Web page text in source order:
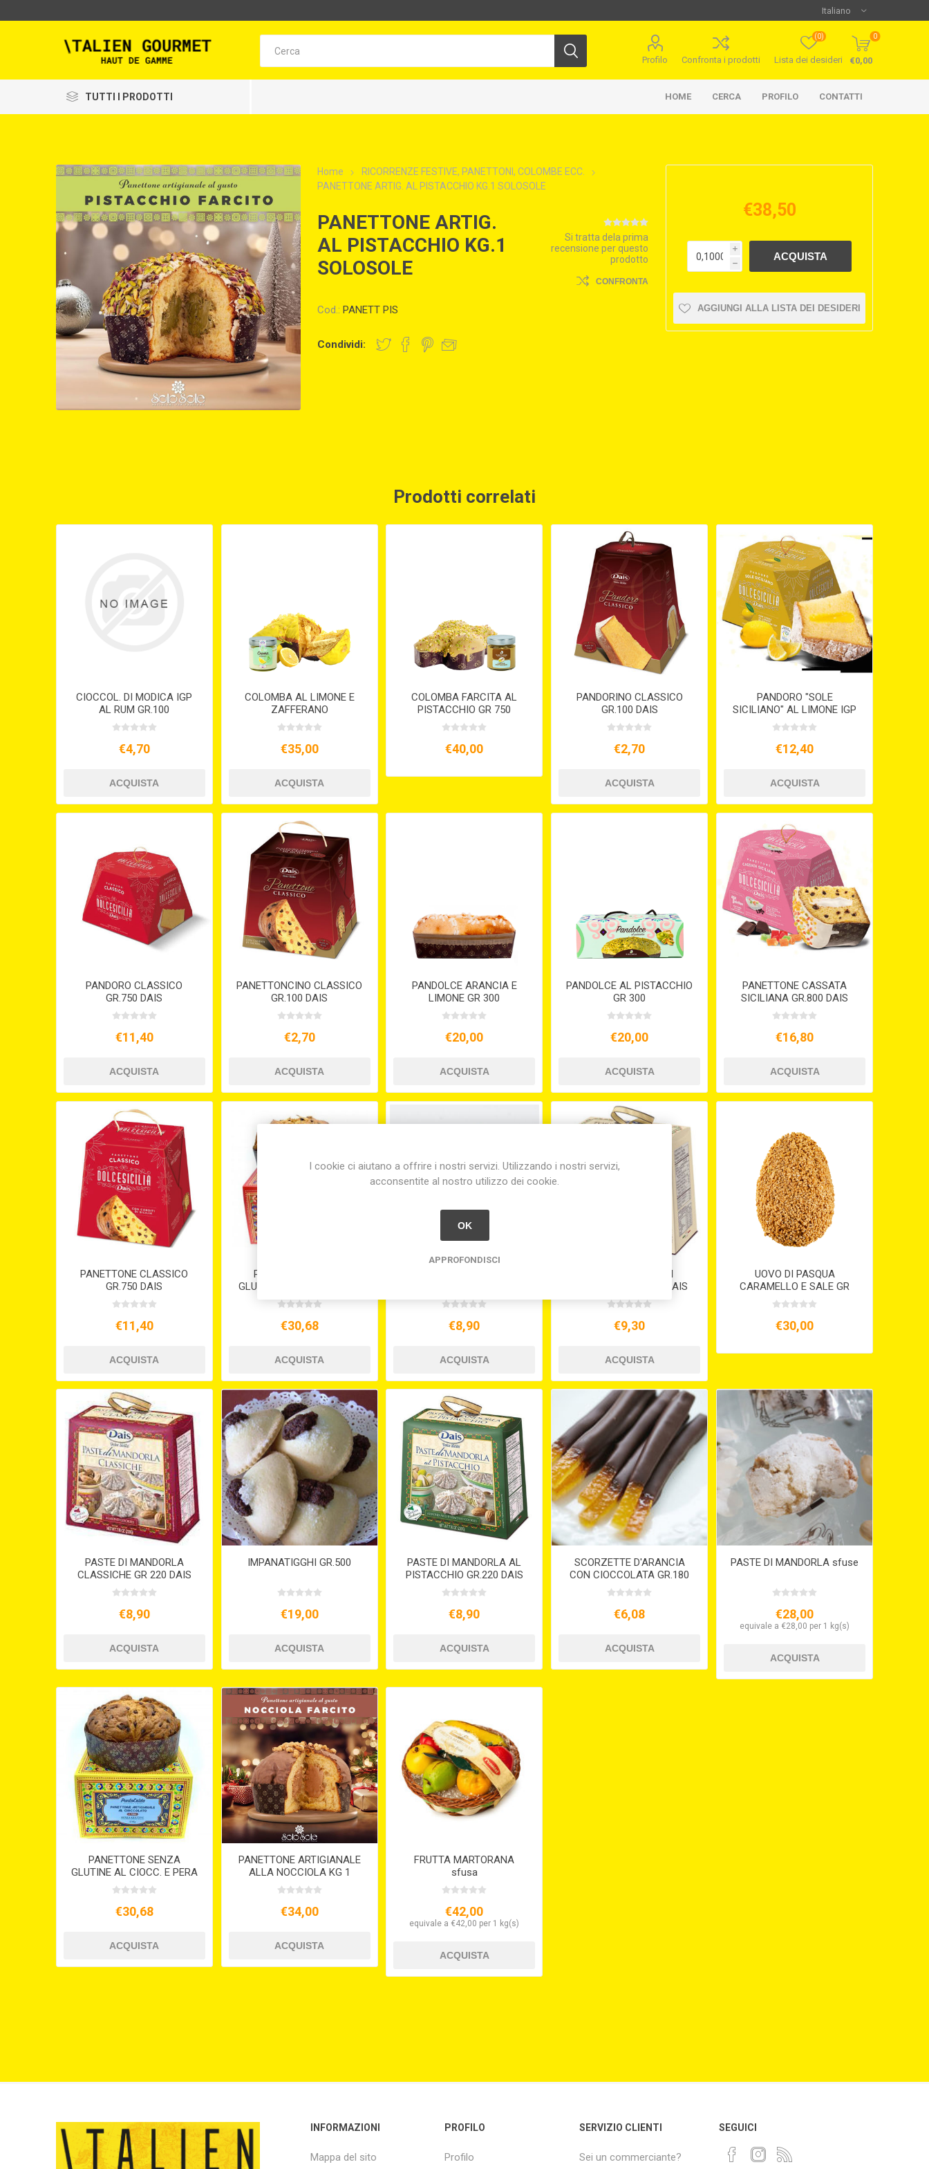
Profilo Confronta i prodotti Lista dei desideri
(0) 0
€0,00
TUTTI I PRODOTTI HOME CERCA PROFILO CONTATTI
Home
RICORRENZE FESTIVE, PANETTONI, COLOMBE ECC.
PANETTONE ARTIG. AL PISTACCHIO KG.1 SOLOSOLE
PANETTONE ARTIG.
AL PISTACCHIO KG.1
SOLOSOLE
Si tratta dela prima
recensione per questo
prodotto
CONFRONTA
Cod.: PANETT PIS
Condividi:
€38,50
i
h
AGGIUNGI ALLA LISTA DEI DESIDERI
Prodotti correlati
CIOCCOL. DI MODICA IGP
AL RUM GR.100
€4,70
COLOMBA AL LIMONE E
ZAFFERANO
€35,00
COLOMBA FARCITA AL
PISTACCHIO GR 750
€40,00
PANDORINO CLASSICO
GR.100 DAIS
€2,70
PANDORO "SOLE
SICILIANO" AL LIMONE IGP
GR.750 DAIS
€12,40
PANDORO CLASSICO
GR.750 DAIS
€11,40
PANETTONCINO CLASSICO
GR.100 DAIS
€2,70
PANDOLCE ARANCIA E
LIMONE GR 300
€20,00
PANDOLCE AL PISTACCHIO
GR 300
€20,00
PANETTONE CASSATA
SICILIANA GR.800 DAIS
€16,80
PANETTONE CLASSICO
GR.750 DAIS
€11,40
PANETTONE SENZA
GLUTINE AL RUM E CIOCC.
IGP DI MODICA GR.450
€30,68
GR.220 DAIS
€8,90
TORRONCINI MISTI
COFANETTO GR.220 DAIS
€9,30
UOVO DI PASQUA
CARAMELLO E SALE GR
300
€30,00
PASTE DI MANDORLA
CLASSICHE GR 220 DAIS
€8,90
IMPANATIGGHI GR.500
€19,00
PASTE DI MANDORLA AL
PISTACCHIO GR.220 DAIS
€8,90
SCORZETTE D'ARANCIA
CON CIOCCOLATA GR.180
€6,08
PASTE DI MANDORLA sfuse
€28,00
equivale a €28,00 per 1 kg(s)
PANETTONE SENZA
GLUTINE AL CIOCC. E PERA
GR.450
€30,68
PANETTONE ARTIGIANALE
ALLA NOCCIOLA KG 1
SOLO SOLE
€34,00
FRUTTA MARTORANA
sfusa
€42,00
equivale a €42,00 per 1 kg(s)
INFORMAZIONI
Mappa del sito
PROFILO
Profilo
SERVIZIO CLIENTI
Sei un commerciante?
SEGUICI
I cookie ci aiutano a offrire i nostri servizi. Utilizzando i nostri servizi,
acconsentite al nostro utilizzo dei cookie.
OK
APPROFONDISCI